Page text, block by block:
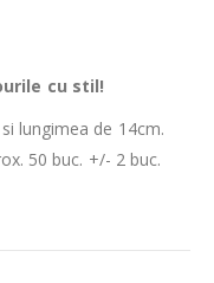
cu stil!
lungimea de 14cm.
50 buc. +/- 2 buc.